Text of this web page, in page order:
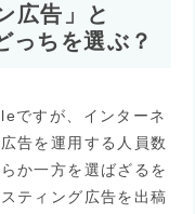
広告」と
ちを選ぶ？
ですが、インターネ
告を運用する人員数
か一方を選ばざるを
ティング広告を出稿